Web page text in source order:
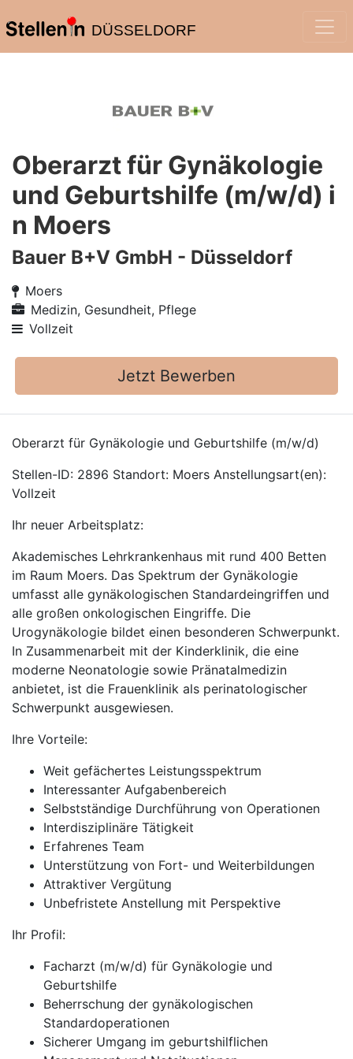
DÜSSELDORF
Oberarzt für Gynäkologie
und Geburtshilfe (m/w/d) i
n Moers
Bauer B+V GmbH - Düsseldorf
Moers
Medizin, Gesundheit, Pflege
Vollzeit
Jetzt Bewerben
Oberarzt für Gynäkologie und Geburtshilfe (m/w/d)
Stellen-ID: 2896 Standort: Moers Anstellungsart(en):
Vollzeit
Ihr neuer Arbeitsplatz:
Akademisches Lehrkrankenhaus mit rund 400 Betten
im Raum Moers. Das Spektrum der Gynäkologie
umfasst alle gynäkologischen Standardeingriffen und
alle großen onkologischen Eingriffe. Die
Urogynäkologie bildet einen besonderen Schwerpunkt.
In Zusammenarbeit mit der Kinderklinik, die eine
moderne Neonatologie sowie Pränatalmedizin
anbietet, ist die Frauenklinik als perinatologischer
Schwerpunkt ausgewiesen.
Ihre Vorteile:
Weit gefächertes Leistungsspektrum
Interessanter Aufgabenbereich
Selbstständige Durchführung von Operationen
Interdisziplinäre Tätigkeit
Erfahrenes Team
Unterstützung von Fort- und Weiterbildungen
Attraktiver Vergütung
Unbefristete Anstellung mit Perspektive
Ihr Profil:
Facharzt (m/w/d) für Gynäkologie und
Geburtshilfe
Beherrschung der gynäkologischen
Standardoperationen
Sicherer Umgang im geburtshilflichen